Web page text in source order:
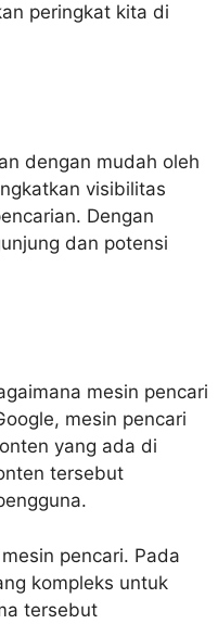
peringkat kita di
dengan mudah oleh
visibilitas
Dengan
dan potensi
mesin pencari
mesin pencari
yang ada di
tersebut
pencari. Pada
kompleks untuk
tersebut